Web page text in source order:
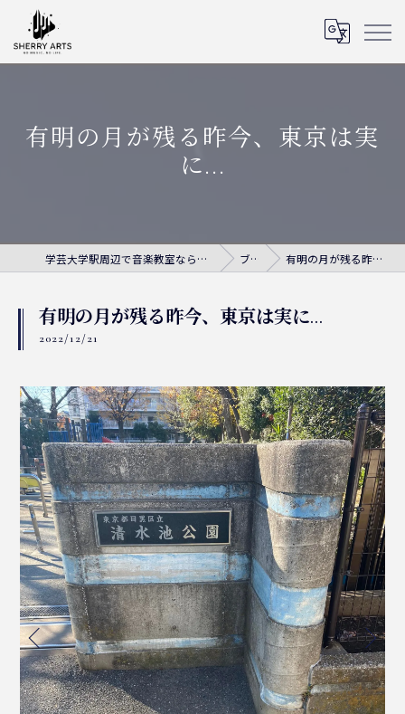
有明の月が残る昨今、東京は実
に...
学芸大学駅周辺で音楽教室ならシェリー・アーツ音楽教室 ブログ 有明の月が残る昨今、東京は実に...
有明の月が残る昨今、東京は実に...
2022/12/21